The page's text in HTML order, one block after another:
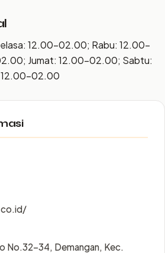
12.00–02.00; Rabu: 12.00–
Jumat: 12.00–02.00; Sabtu:
No.32-34, Demangan, Kec.